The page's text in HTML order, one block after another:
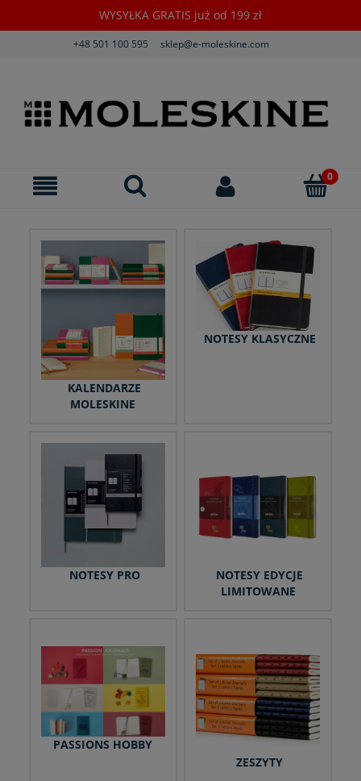
WYSYŁKA GRATIS już od 199 zł
+48 501 100 595 sklep@e-moleskine.com
KALENDARZE
MOLESKINE
NOTESY KLASYCZNE
NOTESY PRO
NOTESY EDYCJE
LIMITOWANE
PASSIONS HOBBY
ZESZYTY